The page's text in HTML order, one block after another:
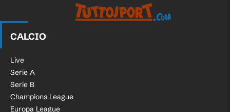
CALCIO
Live
Serie A
Serie B
Champions League
Europa League